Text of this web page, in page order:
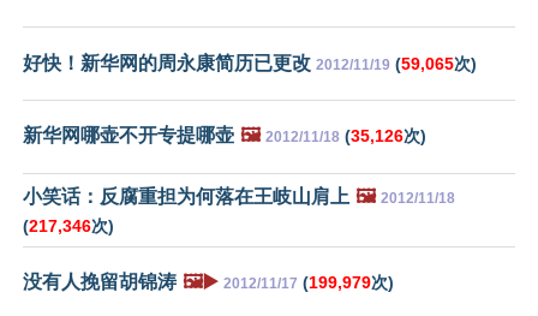
好快！新华网的周永康简历已更改 2012/11/19 (59,065次)
新华网哪壶不开专提哪壶 🖼️ 2012/11/18 (35,126次)
小笑话：反腐重担为何落在王岐山肩上 🖼️ 2012/11/18
(217,346次)
没有人挽留胡锦涛 🖼️▶️ 2012/11/17 (199,979次)